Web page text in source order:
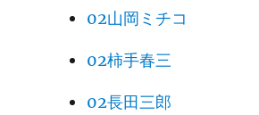
02山岡ミチコ
02柿手春三
02長田三郎